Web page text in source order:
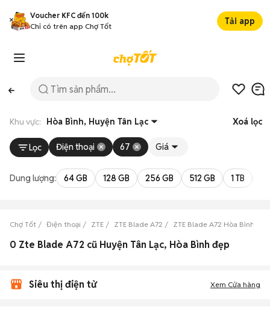
Voucher KFC đến 100k
Chỉ có trên app Chợ Tốt
Tải app
Khu vực: Hòa Bình, Huyện Tân Lạc Xoá lọc
Lọc Điện thoại 67 Giá
Dung lượng: 64 GB 128 GB 256 GB 512 GB 1 TB
Chợ Tốt Điện thoại ZTE ZTE Blade A72 ZTE Blade A72 Hòa Bình
0 Zte Blade A72 cũ Huyện Tân Lạc, Hòa Bình đẹp
Siêu thị điện tử Xem Cửa hàng